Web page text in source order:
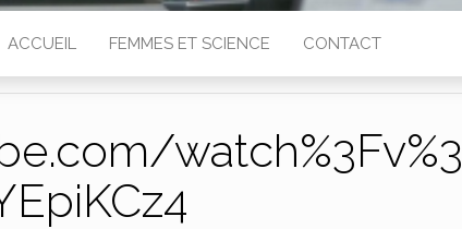
ACCUEIL FEMMES ET SCIENCE CONTACT
watch%3Fv%3